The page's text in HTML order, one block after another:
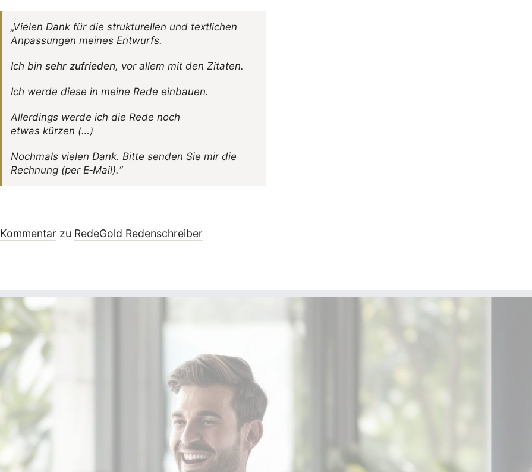
„Vielen Dank für die struk­tu­rellen und text­li­chen
Anpas­sungen meines Entwurfs.
Ich bin sehr zufrieden, vor allem mit den Zitaten.
Ich werde diese in meine Rede einbauen.
Aller­dings werde ich die Rede noch
etwas kürzen (…)
Noch­mals vielen Dank. Bitte senden Sie mir die
Rech­nung (per E‑Mail).“
Kommentarzu RedeGold Reden­schreiber